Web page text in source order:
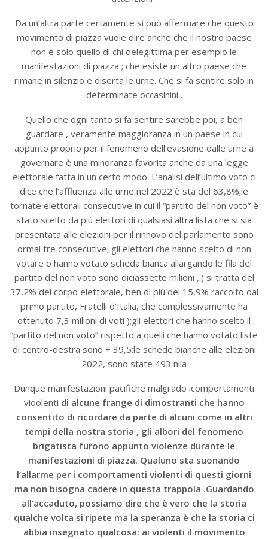
Da un’altra parte certamente si può affermare che questo
movimento di piazza vuole dire anche che il nostro paese
non è solo quello di chi delegittima per esempio le
manifestazioni di piazza ; che esiste un altro paese che
rimane in silenzio e diserta le urne. Che si fa sentire solo in
determinate occasinini .
Quello che ogni tanto si fa sentire sarebbe poi, a ben
guardare , veramente maggioranza in un paese in cui
appunto proprio per il fenomeno dell’evasione dalle urne a
governare è una minoranza favorita anche da una legge
elettorale fatta in un certo modo. L’analisi dell’ultimo voto ci
dice che l’affluenza alle urne nel 2022 è sta del 63,8%;le
tornate elettorali consecutive in cui il “partito del non voto” è
stato scelto da più elettori di qualsiasi altra lista che si sia
presentata alle elezioni per il rinnovo del parlamento sono
ormai tre consecutive; gli elettori che hanno scelto di non
votare o hanno votato scheda bianca allargando le fila del
partito del non voto sono diciassette milioni ,.( si tratta del
37,2% del corpo elettorale, ben di più del 15,9% raccolto dal
primo partito, Fratelli d’Italia, che complessivamente ha
ottenuto 7,3 milioni di voti );gli elettori che hanno scelto il
“partito del non voto” rispetto a quelli che hanno votato liste
di centro-destra sono + 39,5;le schede bianche alle elezioni
2022, sono state 493 nila
Dunque manifestazioni pacifiche malgrado icomportamenti
vioolenti di alcune frange di dimostranti che hanno
consentito di ricordare da parte di alcuni come in altri
tempi della nostra storia , gli albori del fenomeno
brigatista furono appunto violenze durante le
manifestazioni di piazza. Qualuno sta suonando
l’allarme per i comportamenti violenti di questi giorni
ma non bisogna cadere in questa trappola .Guardando
all’accaduto, possiamo dire che è vero che la storia
qualche volta si ripete ma la speranza è che la storia ci
abbia insegnato qualcosa: ai violenti il movimento